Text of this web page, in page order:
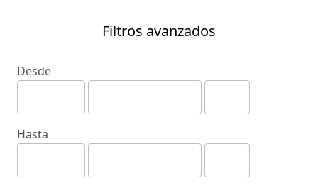
Filtros avanzados
Desde
Hasta